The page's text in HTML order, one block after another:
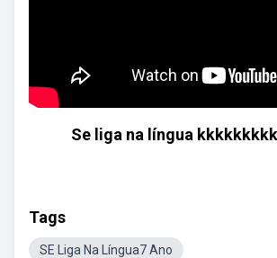
Se liga na língua
Tags
SE Liga Na Língua7 Ano